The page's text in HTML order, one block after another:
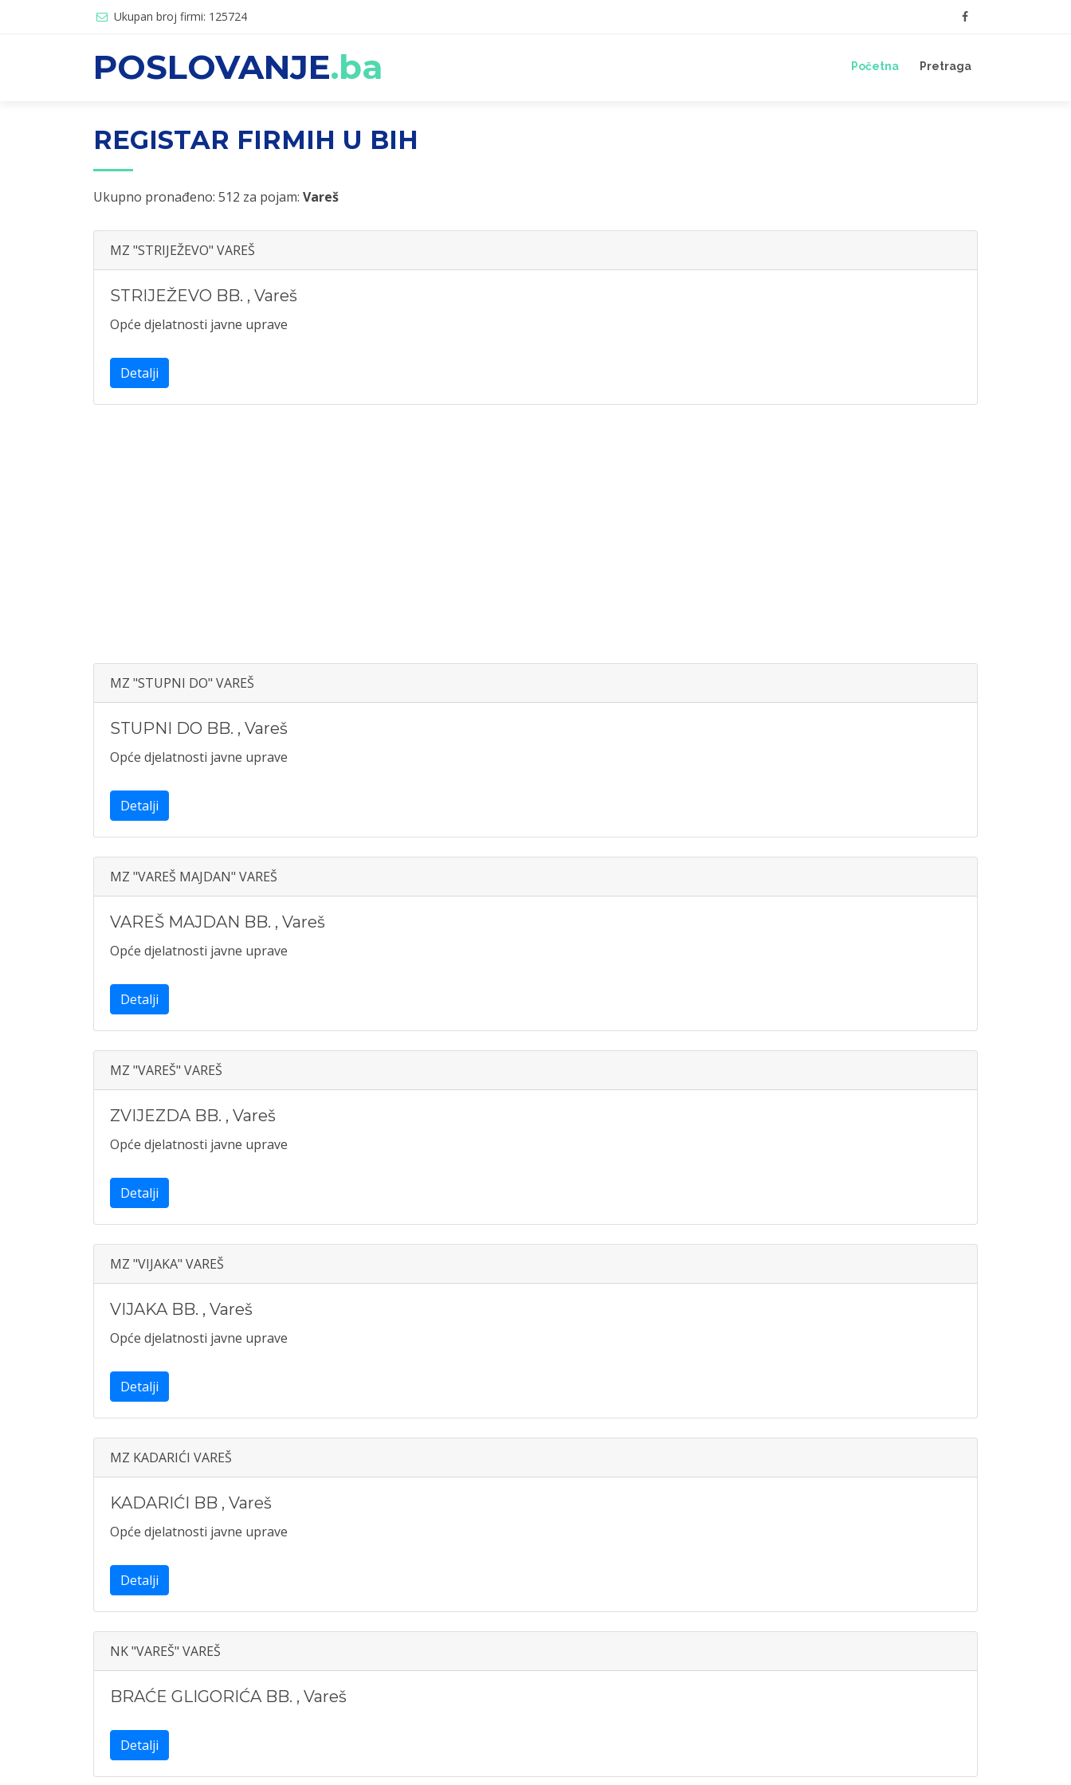
Ukupan broj firmi: 125724
POSLOVANJE.ba Početna Pretraga
REGISTAR FIRMIH U BIH
Ukupno pronađeno: 512 za pojam: Vareš
MZ "STRIJEŽEVO" VAREŠ
STRIJEŽEVO BB. , Vareš
Opće djelatnosti javne uprave
Detalji
MZ "STUPNI DO" VAREŠ
STUPNI DO BB. , Vareš
Opće djelatnosti javne uprave
Detalji
MZ "VAREŠ MAJDAN" VAREŠ
VAREŠ MAJDAN BB. , Vareš
Opće djelatnosti javne uprave
Detalji
MZ "VAREŠ" VAREŠ
ZVIJEZDA BB. , Vareš
Opće djelatnosti javne uprave
Detalji
MZ "VIJAKA" VAREŠ
VIJAKA BB. , Vareš
Opće djelatnosti javne uprave
Detalji
MZ KADARIĆI VAREŠ
KADARIĆI BB , Vareš
Opće djelatnosti javne uprave
Detalji
NK "VAREŠ" VAREŠ
BRAĆE GLIGORIĆA BB. , Vareš
Detalji